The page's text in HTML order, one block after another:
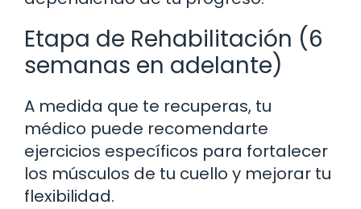
Etapa de Rehabilitación (6
semanas en adelante)
A medida que te recuperas, tu
médico puede recomendarte
ejercicios específicos para fortalecer
los músculos de tu cuello y mejorar tu
flexibilidad.